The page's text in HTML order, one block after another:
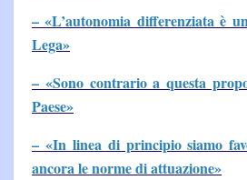
– «L’autonomia differenziata è
Lega»
– «Sono contrario a questa
Paese»
– «In linea di principio siamo
ancora le norme di attuazione»